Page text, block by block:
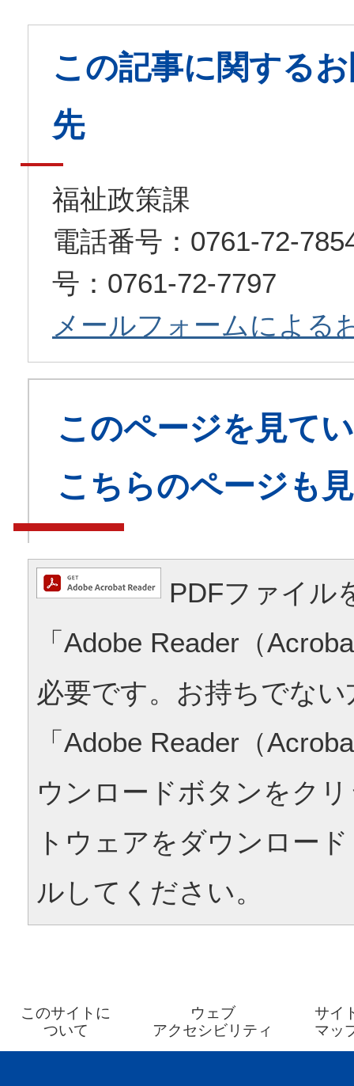
この記事に関する
先
福祉政策課
電話番号：0761-72-
号：0761-72-7797
メールフォームによる
このページを見て
こちらのページも
PDFファイル
「Adobe Reader（
必要です。お持ちでな
「Adobe Reader（
ウンロードボタンをク
トウェアをダウンロー
ルしてください。
このサイトに
ついて
ウェブ
アクセシビリティ
サイ
マッ